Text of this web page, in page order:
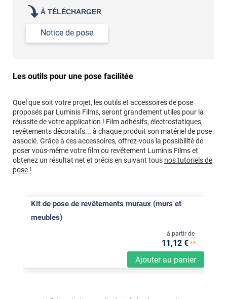
À TÉLÉCHARGER
Notice de pose
Les outils pour une pose facilitée
Quel que soit votre projet, les outils et accessoires de pose
proposés par Luminis Films, seront grandement utiles pour la
réussite de votre application ! Film adhésifs, électrostatiques,
revêtements décoratifs... à chaque produit son matériel de pose
associé. Grâce à ces accessoires, offrez-vous la possibilité de
poser vous-même votre film ou revêtement Luminis Films et
obtenez un résultat net et précis en suivant tous nos tutoriels de
pose !
Kit de pose de revêtements muraux (murs et
meubles)
Ajouter au panier
à partir de
11 ,12 €**